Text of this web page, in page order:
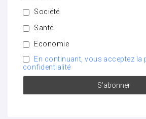
Société
Santé
Economie
En continuant, vous acceptez la
confidentialité